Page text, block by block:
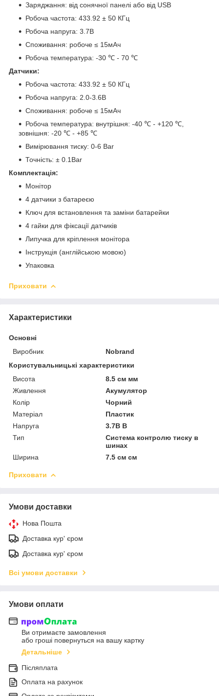
Заряджання: від сонячної панелі або від USB
Робоча частота: 433.92 ± 50 КГц
Робоча напруга: 3.7В
Споживання: робоче ≤ 15мАч
Робоча температура: -30 ℃ - 70 ℃
Датчики:
Робоча частота: 433.92 ± 50 КГц
Робоча напруга: 2.0-3.6В
Споживання: робоче ≤ 15мАч
Робоча температура: внутрішня: -40 ℃ - +120 ℃,
зовнішня: -20 ℃ - +85 ℃
Вимірювання тиску: 0-6 Bar
Точність: ± 0.1Bar
Комплектація:
Монітор
4 датчики з батареєю
Ключ для встановлення та заміни батарейки
4 гайки для фіксації датчиків
Липучка для кріплення монітора
Інструкція (англійською мовою)
Упаковка
Приховати
Характеристики
Основні
Виробник
Nobrand
Користувальницькі характеристики
Висота
8.5 см мм
Живлення
Акумулятор
Колір
Чорний
Матеріал
Пластик
Напруга
3.7В В
Тип
Система контролю тиску в
шинах
Ширина
7.5 см см
Приховати
Умови доставки
Нова Пошта
Доставка кур' єром
Доставка кур' єром
Всі умови доставки
Умови оплати
Ви отримаєте замовлення
або гроші повернуться на вашу картку
Детальніше
Післяплата
Оплата на рахунок